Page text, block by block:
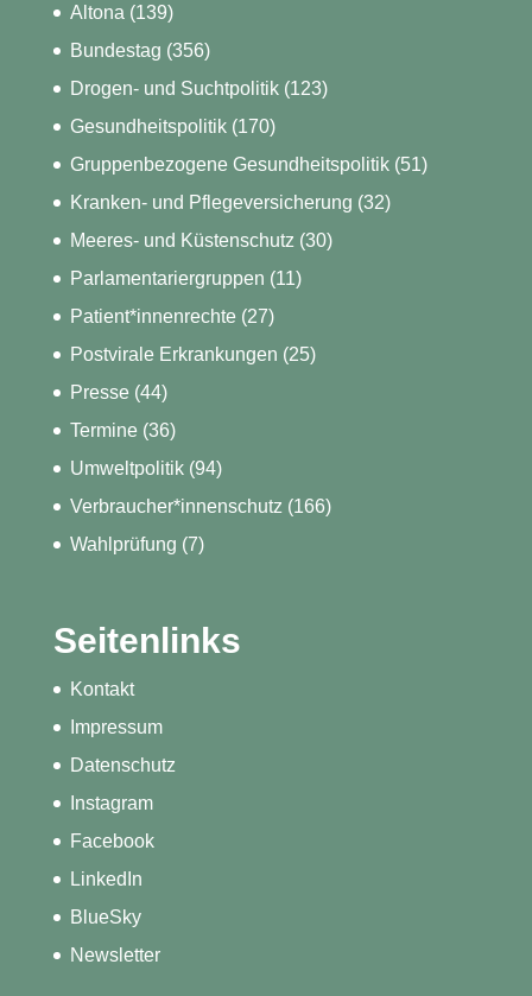
Altona (139)
Bundestag (356)
Drogen- und Suchtpolitik(123)
Gesundheitspolitik(170)
Gruppenbezogene Gesundheitspolitik(51)
Kranken- und Pflegeversicherung (32)
Meeres- und Küstenschutz (30)
Parlamentariergruppen (11)
Patient*innenrechte(27)
Postvirale Erkrankungen (25)
Presse(44)
Termine(36)
Umweltpolitik(94)
Verbraucher*innenschutz (166)
Wahlprüfung (7)
Seitenlinks
Kontakt
Impressum
Datenschutz
Instagram
Facebook
LinkedIn
BlueSky
Newsletter